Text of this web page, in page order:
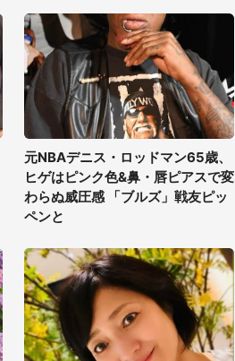
元NBAデニス・ロッドマン65歳、
ヒゲはピンク色&鼻・唇ピアスで変
わらぬ威圧感 「ブルズ」戦友ピッ
ペンと